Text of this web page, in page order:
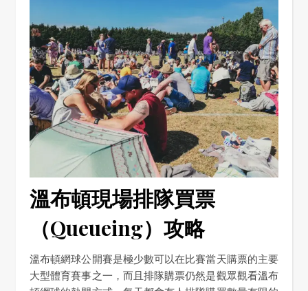
溫布頓現場排隊買票
（Queueing）攻略
溫布頓網球公開賽是極少數可以在比賽當天購票的主要
大型體育賽事之一，而且排隊購票仍然是觀眾觀看溫布